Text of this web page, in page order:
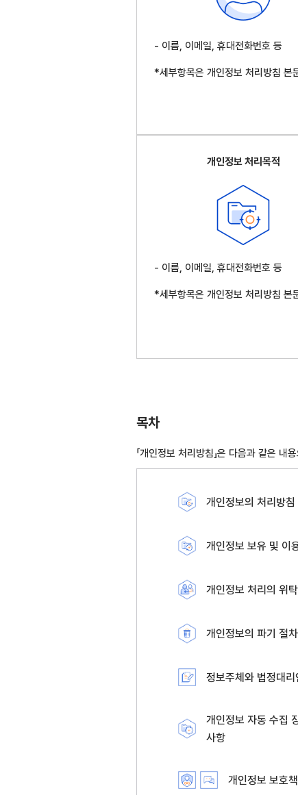
- 이름, 이메일, 휴대전화번호 등
*세부항목은 개인정보 처리방침 본
개인정보 처리목적
- 이름, 이메일, 휴대전화번호 등
*세부항목은 개인정보 처리방침 본
목차
「개인정보 처리방침」은 다음과 같은 내
개인정보의 처리방침
개인정보 보유 및 이
개인정보 처리의 위탁
개인정보의 파기 절
정보주체와 법정대리
개인정보 자동 수집
사항
개인정보 보호